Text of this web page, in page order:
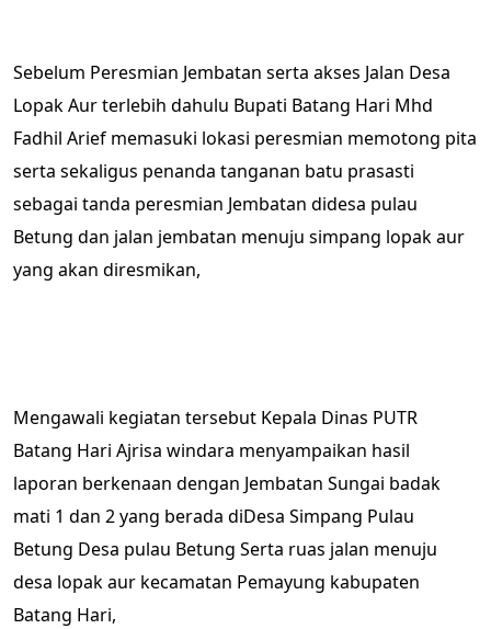
Sebelum Peresmian Jembatan serta akses Jalan Desa
Lopak Aur terlebih dahulu Bupati Batang Hari Mhd
Fadhil Arief memasuki lokasi peresmian memotong pita
serta sekaligus penanda tanganan batu prasasti
sebagai tanda peresmian Jembatan didesa pulau
Betung dan jalan jembatan menuju simpang lopak aur
yang akan diresmikan,
Mengawali kegiatan tersebut Kepala Dinas PUTR
Batang Hari Ajrisa windara menyampaikan hasil
laporan berkenaan dengan Jembatan Sungai badak
mati 1 dan 2 yang berada diDesa Simpang Pulau
Betung Desa pulau Betung Serta ruas jalan menuju
desa lopak aur kecamatan Pemayung kabupaten
Batang Hari,